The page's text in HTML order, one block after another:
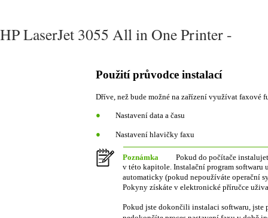
HP LaserJet 3055 All in One Printer -
Použití průvodce instalací
Dříve, než bude možné na zařízení využívat faxové
●
Nastavení data a času
● Nastavení hlavičky faxu
Poznámka
Pokud do počítače
v této kapitole. Instalační program
automaticky (pokud nepoužíváte operační
Pokyny získáte v elektronické příručce
Pokud jste dokončili instalaci softwaru, jste